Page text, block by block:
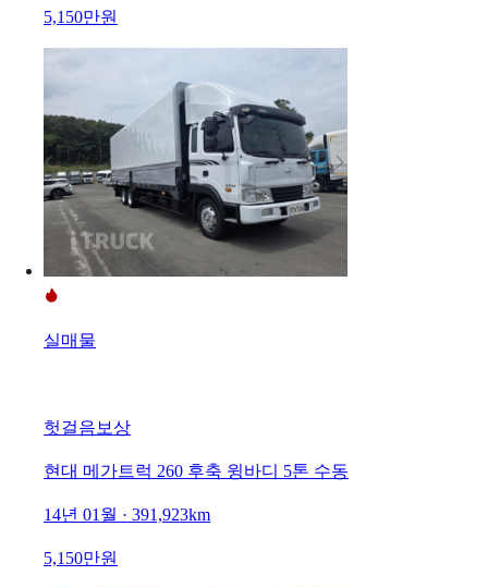
5,150만원
실매물
헛걸음보상
현대 메가트럭 260 후축 윙바디 5톤 수동
14년 01월 · 391,923km
5,150만원